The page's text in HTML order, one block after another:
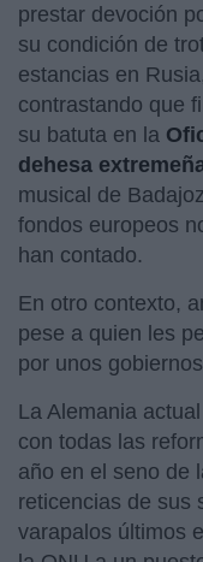
prestar devoción
su condición de
estancias en
contrastando que
su batuta en la
dehesa
musical de
fondos europeos
han contado.
En otro contexto,
pese a quien les
por unos
La Alemania
con todas las
año en el seno de
reticencias de sus
varapalos últimos